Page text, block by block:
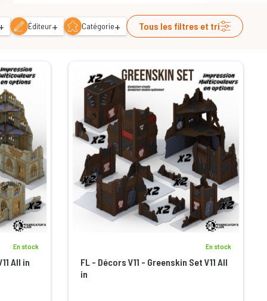
Éditeur+ Catégorie+ Tous les filtres et tri
En stock
All in
En stock
FL - Décors V11 - Greenskin Set V11 All
in